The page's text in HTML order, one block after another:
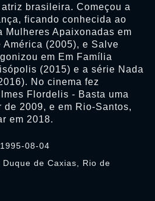
08-04
de Caxias, Rio de
brasileira. Começou a
ficando conhecida ao
Mulheres Apaixonadas em
(2005), e Salve
em Em Família
(2015) e a série Nada
No cinema fez
Flordelis - Basta uma
de 2009, e em Rio-Santos,
em 2018.